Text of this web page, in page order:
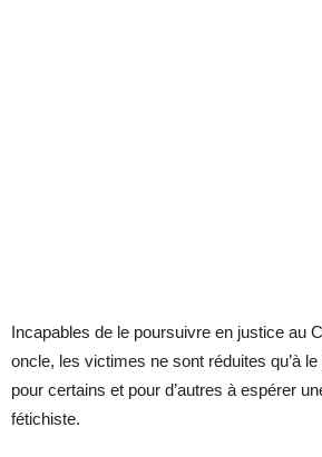
Incapables de le poursuivre en justice au
oncle, les victimes ne sont réduites qu’à
pour certains et pour d’autres à espérer
fétichiste.